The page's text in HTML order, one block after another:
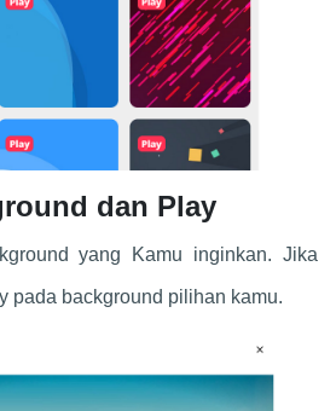
dan Play
yang Kamu inginkan. Jika
pada background pilihan kamu.